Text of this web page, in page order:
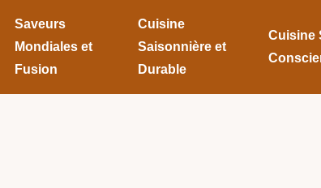
Saveurs
Mondiales et
Fusion
Cuisine
Saisonnière et
Durable
Cuisine